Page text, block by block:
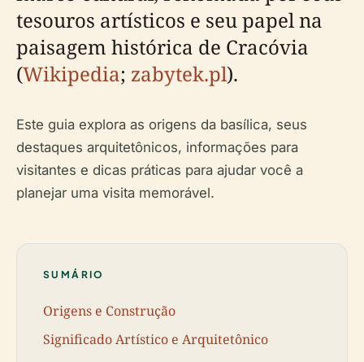
tesouros artísticos e seu papel na
paisagem histórica de Cracóvia
(Wikipedia; zabytek.pl).
Este guia explora as origens da basílica, seus
destaques arquitetônicos, informações para
visitantes e dicas práticas para ajudar você a
planejar uma visita memorável.
SUMÁRIO
Origens e Construção
Significado Artístico e Arquitetônico